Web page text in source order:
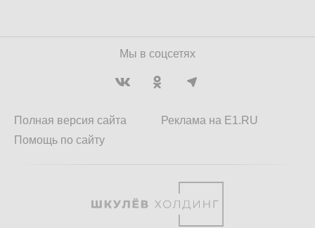
Мы в соцсетях
Полная версия сайта
Помощь по сайту
Реклама на E1.RU